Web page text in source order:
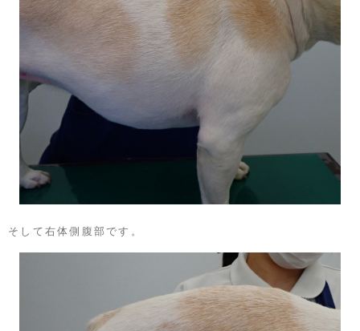
そして右体側腹部です。